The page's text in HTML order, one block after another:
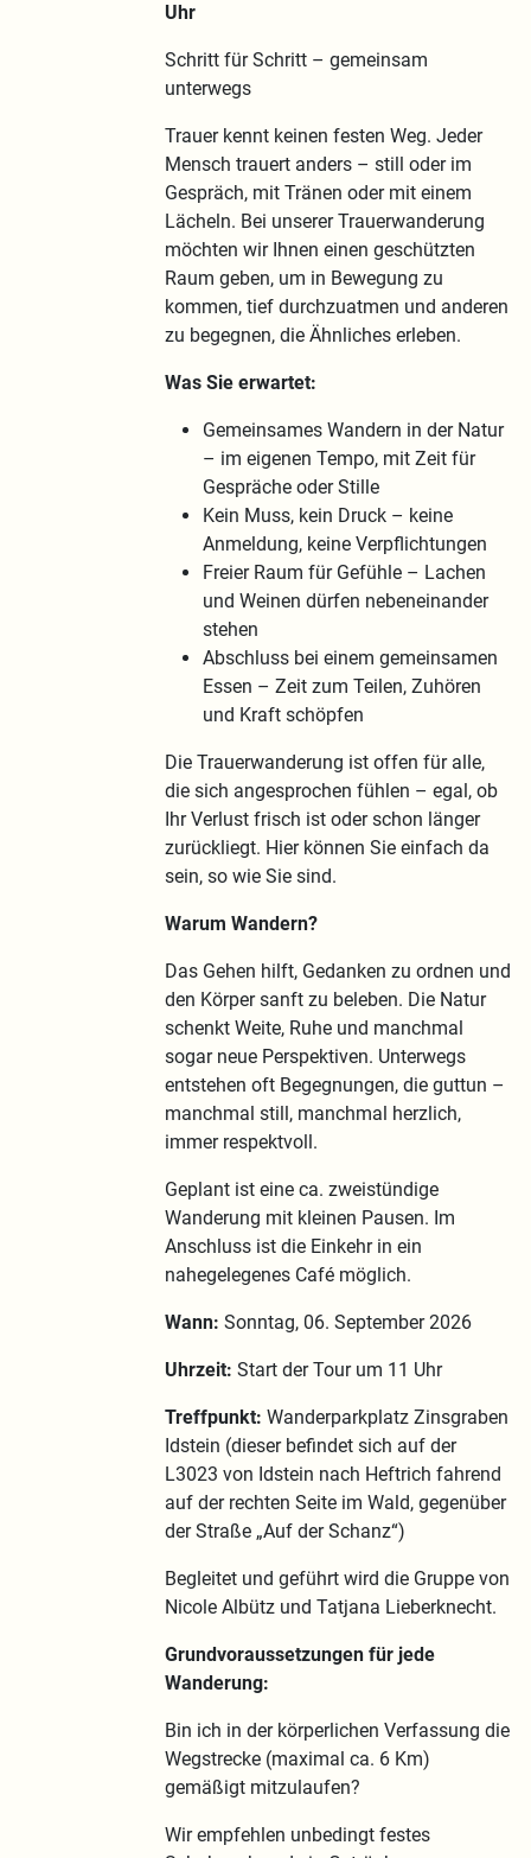
Uhr
Schritt für Schritt – gemeinsam
unterwegs
Trauer kennt keinen festen Weg. Jeder
Mensch trauert anders – still oder im
Gespräch, mit Tränen oder mit einem
Lächeln. Bei unserer Trauerwanderung
möchten wir Ihnen einen geschützten
Raum geben, um in Bewegung zu
kommen, tief durchzuatmen und anderen
zu begegnen, die Ähnliches erleben.
Was Sie erwartet:
Gemeinsames Wandern in der Natur
– im eigenen Tempo, mit Zeit für
Gespräche oder Stille
Kein Muss, kein Druck – keine
Anmeldung, keine Verpflichtungen
Freier Raum für Gefühle – Lachen
und Weinen dürfen nebeneinander
stehen
Abschluss bei einem gemeinsamen
Essen – Zeit zum Teilen, Zuhören
und Kraft schöpfen
Die Trauerwanderung ist offen für alle,
die sich angesprochen fühlen – egal, ob
Ihr Verlust frisch ist oder schon länger
zurückliegt. Hier können Sie einfach da
sein, so wie Sie sind.
Warum Wandern?
Das Gehen hilft, Gedanken zu ordnen und
den Körper sanft zu beleben. Die Natur
schenkt Weite, Ruhe und manchmal
sogar neue Perspektiven. Unterwegs
entstehen oft Begegnungen, die guttun –
manchmal still, manchmal herzlich,
immer respektvoll.
Geplant ist eine ca. zweistündige
Wanderung mit kleinen Pausen. Im
Anschluss ist die Einkehr in ein
nahegelegenes Café möglich.
Wann: Sonntag, 06. September 2026
Uhrzeit: Start der Tour um 11 Uhr
Treffpunkt: Wanderparkplatz Zinsgraben
Idstein (dieser befindet sich auf der
L3023 von Idstein nach Heftrich fahrend
auf der rechten Seite im Wald, gegenüber
der Straße „Auf der Schanz“)
Begleitet und geführt wird die Gruppe von
Nicole Albütz und Tatjana Lieberknecht.
Grundvoraussetzungen für jede
Wanderung:
Bin ich in der körperlichen Verfassung die
Wegstrecke (maximal ca. 6 Km)
gemäßigt mitzulaufen?
Wir empfehlen unbedingt festes